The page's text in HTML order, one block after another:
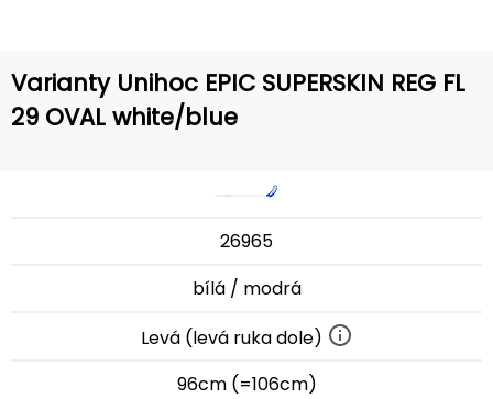
Varianty Unihoc EPIC SUPERSKIN REG FL
29 OVAL white/blue
26965
bílá / modrá
Levá (levá ruka dole)
96cm (=106cm)